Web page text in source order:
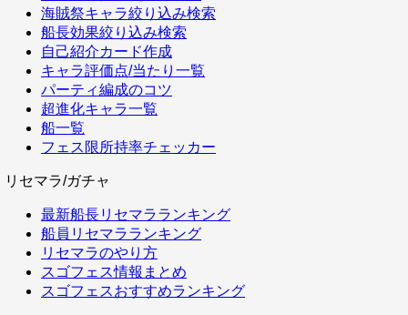
海賊祭キャラ絞り込み検索
船長効果絞り込み検索
自己紹介カード作成
キャラ評価点/当たり一覧
パーティ編成のコツ
超進化キャラ一覧
船一覧
フェス限所持率チェッカー
リセマラ/ガチャ
最新船長リセマラランキング
船員リセマラランキング
リセマラのやり方
スゴフェス情報まとめ
スゴフェスおすすめランキング